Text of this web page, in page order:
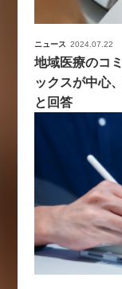
ニュース 2024.07.22
地域医療のコ
ックスが中心
と回答